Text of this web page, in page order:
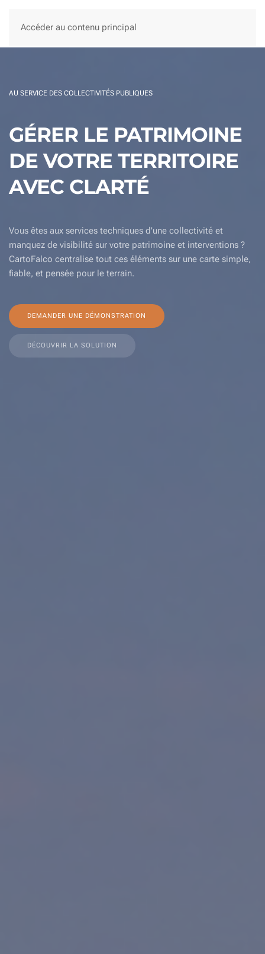
Accéder au contenu principal
AU SERVICE DES COLLECTIVITÉS PUBLIQUES
GÉRER LE PATRIMOINE
DE VOTRE TERRITOIRE
AVEC CLARTÉ
Vous êtes aux services techniques d'une collectivité et
manquez de visibilité sur votre patrimoine et interventions ?
CartoFalco centralise tout ces éléments sur une carte simple,
fiable, et pensée pour le terrain.
DEMANDER UNE DÉMONSTRATION
DÉCOUVRIR LA SOLUTION